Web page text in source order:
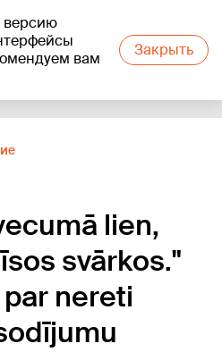
версию
вам
Закрыть
lien,
svārkos."
nereti